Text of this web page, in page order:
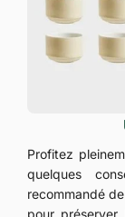
Profitez
quelques
recommandé
pour préserver